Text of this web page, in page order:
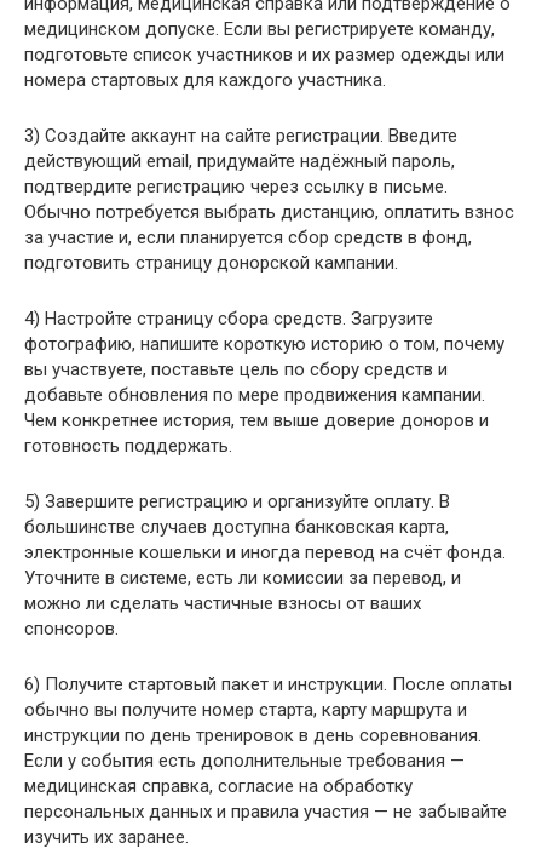
медицинском допуске. Если вы регистрируете команду,
подготовьте список участников и их размер одежды или
номера стартовых для каждого участника.
3) Создайте аккаунт на сайте регистрации. Введите
действующий email, придумайте надёжный пароль,
подтвердите регистрацию через ссылку в письме.
Обычно потребуется выбрать дистанцию, оплатить взнос
за участие и, если планируется сбор средств в фонд,
подготовить страницу донорской кампании.
4) Настройте страницу сбора средств. Загрузите
фотографию, напишите короткую историю о том, почему
вы участвуете, поставьте цель по сбору средств и
добавьте обновления по мере продвижения кампании.
Чем конкретнее история, тем выше доверие доноров и
готовность поддержать.
5) Завершите регистрацию и организуйте оплату. В
большинстве случаев доступна банковская карта,
электронные кошельки и иногда перевод на счёт фонда.
Уточните в системе, есть ли комиссии за перевод, и
можно ли сделать частичные взносы от ваших
спонсоров.
6) Получите стартовый пакет и инструкции. После оплаты
обычно вы получите номер старта, карту маршрута и
инструкции по день тренировок в день соревнования.
Если у события есть дополнительные требования —
медицинская справка, согласие на обработку
персональных данных и правила участия — не забывайте
изучить их заранее.